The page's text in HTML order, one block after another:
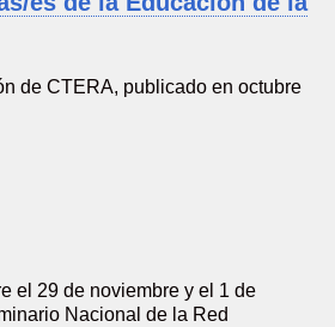
de CTERA, publicado en octubre
el 29 de noviembre y el 1 de
Nacional de la Red